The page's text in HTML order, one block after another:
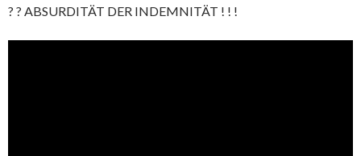
? ? ABSURDITÄT DER INDEMNITÄT ! ! !